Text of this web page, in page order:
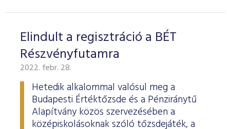
Elindult a regisztráció a BÉT
Részvényfutamra
2022. febr. 28.
Hetedik alkalommal valósul meg a
Budapesti Értéktőzsde és a Pénziránytű
Alapítvány közös szervezésében a
középiskolásoknak szóló tőzsdejáték, a